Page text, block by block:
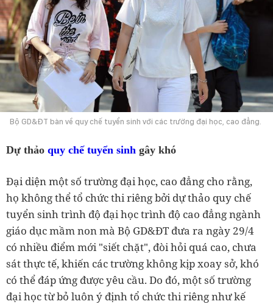
Bộ GD&ĐT bàn về quy chế tuyển sinh với các trường đại học, cao đẳng.
Dự thảo quy chế tuyển sinh gây khó
Đại diện một số trường đại học, cao đẳng cho rằng,
họ không thể tổ chức thi riêng bởi dự thảo quy chế
tuyển sinh trình độ đại học trình độ cao đẳng ngành
giáo dục mầm non mà Bộ GD&ĐT đưa ra ngày 29/4
có nhiều điểm mới "siết chặt", đòi hỏi quá cao, chưa
sát thực tế, khiến các trường không kịp xoay sở, khó
có thể đáp ứng được yêu cầu. Do đó, một số trường
đại học từ bỏ luôn ý định tổ chức thi riêng như kế